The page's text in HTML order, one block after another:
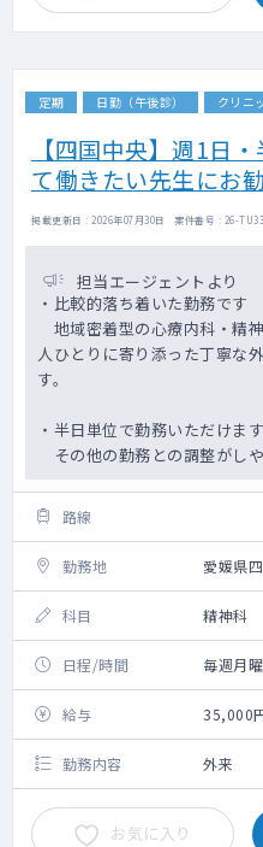
定期 日勤（午後診） クリニ
【四国中央】週1日
て働きたい先生にお
掲載更新日 : 2026年07月30日 案件番号 : 26-
担当エージェントより
・比較的落ち着いた勤務です
地域密着型の心療内科・精
人ひとりに寄り添った丁寧な
す。
・半日単位で勤務いただけます
その他の勤務との調整がし
路線
勤務地 愛媛県
科目 精神科
日程/時間 毎週月
給与 35,000
勤務内容 外来
お気に入り